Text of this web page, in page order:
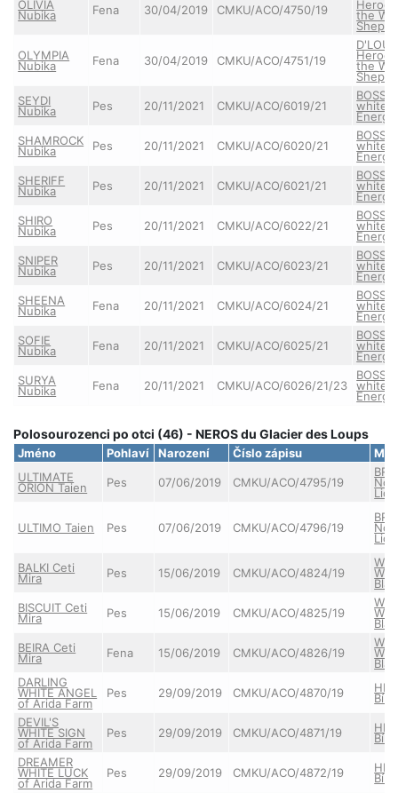
OLIVIA
Nubika Fena 30/04/2019 CMKU/ACO/4750/19 the
OLYMPIA
Nubika Fena 30/04/2019 CMKU/ACO/4751/19 the
SEYDI
Nubika Pes 20/11/2021 CMKU/ACO/6019/21
BOSS
white
Energy
SHAMROCK
Nubika Pes 20/11/2021 CMKU/ACO/6020/21
BOSS
white
Energy
SHERIFF
Nubika Pes 20/11/2021 CMKU/ACO/6021/21
BOSS
white
Energy
SHIRO
Nubika Pes 20/11/2021 CMKU/ACO/6022/21
BOSS
white
Energy
SNIPER
Nubika Pes 20/11/2021 CMKU/ACO/6023/21
BOSS
white
Energy
SHEENA
Nubika Fena 20/11/2021 CMKU/ACO/6024/21
BOSS
white
Energy
SOFIE
Nubika Fena 20/11/2021 CMKU/ACO/6025/21
BOSS
white
Energy
SURYA
Nubika Fena 20/11/2021 CMKU/ACO/6026/21/23
BOSS
white
Energy
Polosourozenci po otci (46) - NEROS du Glacier des Loups
Jméno Pohlaví Narození Číslo zápisu
ULTIMATE
ORION Taien Pes 07/06/2019 CMKU/ACO/4795/19
ULTIMO Taien Pes 07/06/2019 CMKU/ACO/4796/19
BALKI Ceti
Mira Pes 15/06/2019 CMKU/ACO/4824/19
BISCUIT Ceti
Mira Pes 15/06/2019 CMKU/ACO/4825/19
BEIRA Ceti
Mira Fena 15/06/2019 CMKU/ACO/4826/19
DARLING
WHITE ANGEL
of Arida Farm
Pes 29/09/2019 CMKU/ACO/4870/19
Bílá
DEVIL'S
WHITE SIGN
of Arida Farm
Pes 29/09/2019 CMKU/ACO/4871/19
Bílá
DREAMER
WHITE LUCK
of Arida Farm
Pes 29/09/2019 CMKU/ACO/4872/19
Bílá